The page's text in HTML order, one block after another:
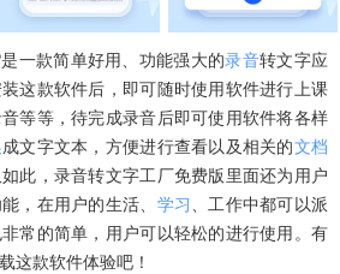
一款简单好用、功能强大的录音转文字应
这款软件后，即可随时使用软件进行上课
等等，待完成录音后即可使用软件将各样
成文字文本，方便进行查看以及相关的文档
此，录音转文字工厂免费版里面还为用户
，在用户的生活、 学习、工作中都可以派
常的简单，用户可以轻松的进行使用。有
这款软件体验吧！